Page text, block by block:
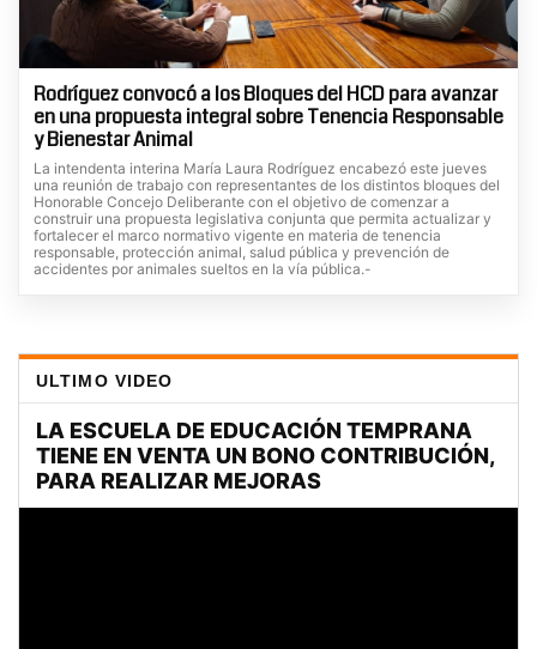
Rodríguez convocó a los Bloques del HCD para avanzar
en una propuesta integral sobre Tenencia Responsable
y Bienestar Animal
La intendenta interina María Laura Rodríguez encabezó este jueves
una reunión de trabajo con representantes de los distintos bloques del
Honorable Concejo Deliberante con el objetivo de comenzar a
construir una propuesta legislativa conjunta que permita actualizar y
fortalecer el marco normativo vigente en materia de tenencia
responsable, protección animal, salud pública y prevención de
accidentes por animales sueltos en la vía pública.-
ULTIMO VIDEO